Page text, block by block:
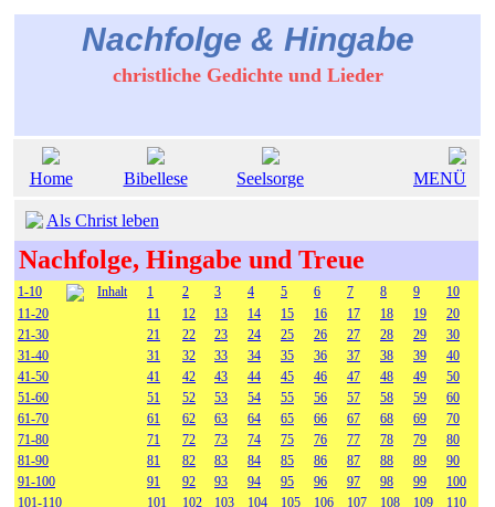
Nachfolge & Hingabe
christliche Gedichte und Lieder
Home Bibellese Seelsorge MENÜ
Als Christ leben
Nachfolge, Hingabe und Treue
1-10 Inhalt 1 2 3 4 5 6 7 8 9
10
11-20
11 12 13 14 15 16 17 18 19
20
21-30
21 22 23 24 25 26 27 28 29
30
31-40
31 32 33 34 35 36 37 38 39
40
41-50
41 42 43 44 45 46 47 48 49
50
51-60
51 52 53 54 55 56 57 58 59
60
61-70
61 62 63 64 65 66 67 68 69
70
71-80
71 72 73 74 75 76 77 78 79
80
81-90
81 82 83 84 85 86 87 88 89
90
91-100
91 92 93 94 95 96 97 98 99
100
101-110
101 102 103 104 105 106 107 108 109
110